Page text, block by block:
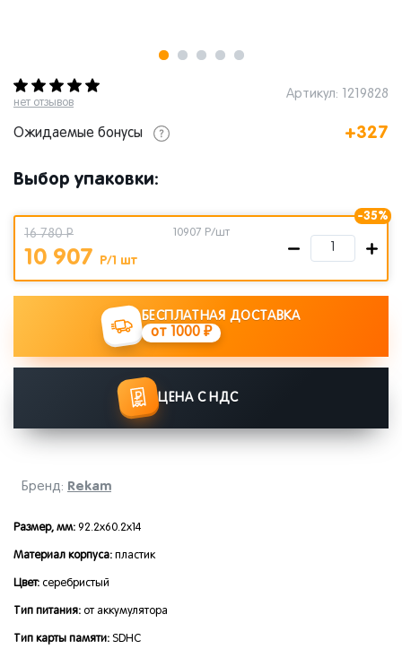
нет отзывов
Артикул: 1219828
Бренд: Rekam
Размер, мм: 92.2x60.2x14
Материал корпуса: пластик
Цвет: серебристый
Тип питания: от аккумулятора
Тип карты памяти: SDHC
Ожидаемые бонусы +327
Выбор упаковки:
-35%
16 780 Р
10 907 Р/1 шт
10907 Р/шт
БЕСПЛАТНАЯ ДОСТАВКА
от 1000 ₽
ЦЕНА С НДС